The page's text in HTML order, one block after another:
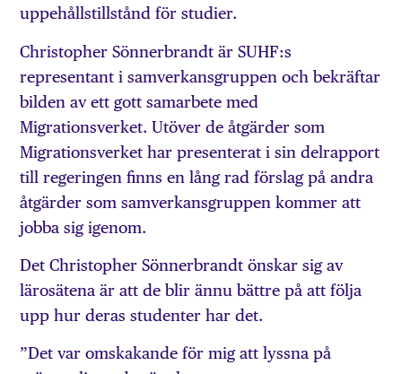
uppehållstillstånd för studier.
Christopher Sönnerbrandt är SUHF:s
representant i samverkansgruppen och bekräftar
bilden av ett gott samarbete med
Migrationsverket. Utöver de åtgärder som
Migrationsverket har presenterat i sin delrapport
till regeringen finns en lång rad förslag på andra
åtgärder som samverkansgruppen kommer att
jobba sig igenom.
Det Christopher Sönnerbrandt önskar sig av
lärosätena är att de blir ännu bättre på att följa
upp hur deras studenter har det.
”Det var omskakande för mig att lyssna på